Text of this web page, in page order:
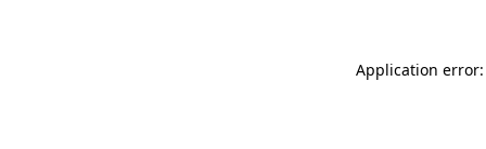
Application